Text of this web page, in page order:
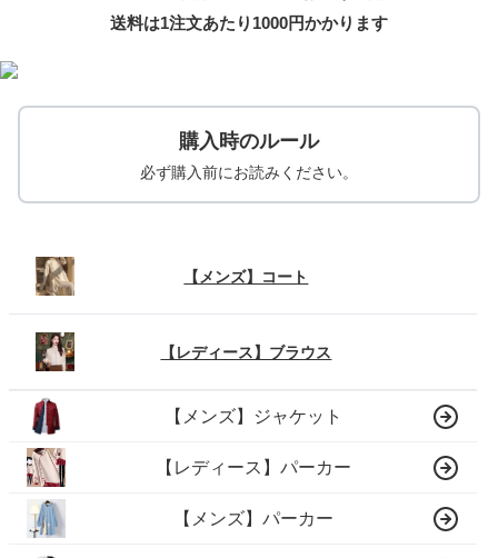
送料は1注文あたり 1000円かかります
購入時のルール
必ず購入前にお読みください。
【メンズ】コート
【レディース】ブラウス
【メンズ】ジャケット
【レディース】パーカー
【メンズ】パーカー